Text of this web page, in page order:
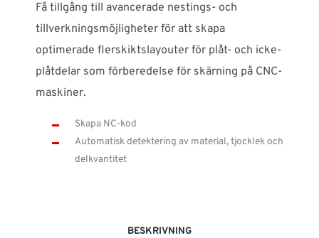
Sverige NTI Group Brasil Danmark Deutschland
France
Nederland
Få tillgång till avancerade nestings- och
tillverkningsmöjligheter för att skapa
optimerade flerskiktslayouter för plåt- och icke-
plåtdelar som förberedelse för skärning på CNC-
maskiner.
Skapa NC-kod
Automatisk detektering av material, tjocklek och
delkvantitet
BESKRIVNING